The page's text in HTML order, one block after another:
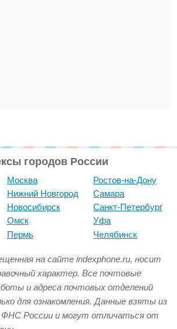
городов России
Москва
Нижний Новгород
Новосибирск
Омск
Пермь
Ростов-на-Дону
Самара
Санкт-Петербург
Уфа
Челябинск
на сайте indexphone.ru, носит
характер. Все почтовые
и адреса почтовых отделений
для ознакомления. Данные взяты из
России и могут отличаться от